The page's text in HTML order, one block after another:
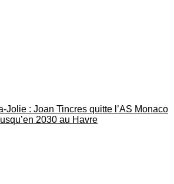
Jolie : Joan Tincres quitte l’AS Monaco
2030 au Havre